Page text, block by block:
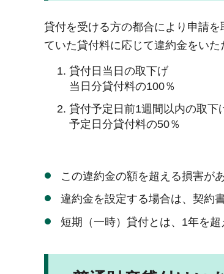
貸付を受ける方の都合により申請
ていた貸付料に応じて違約金をいた
貸付日当日の取下げ
当日分貸付料の100％
貸付予定日前1週間以内の取下
予定日分貸付料の50％
この違約金の額を超える損害が
違約金を設定する場合は、契約
短期（一時）貸付とは、1年を超